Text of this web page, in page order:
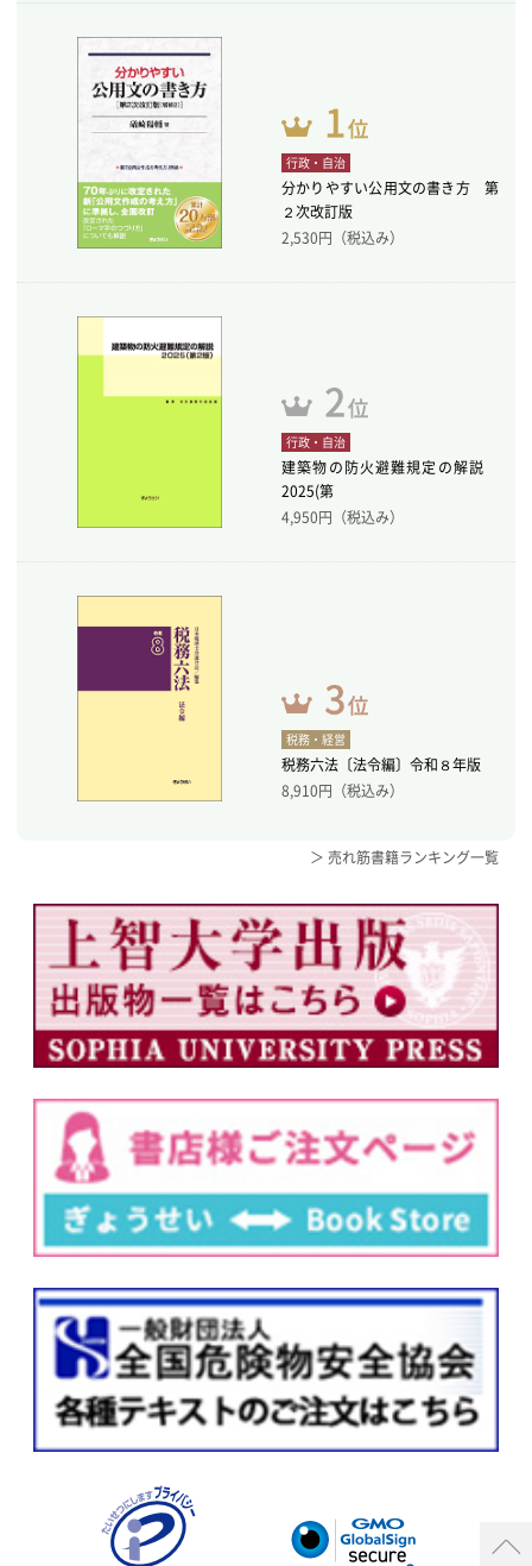
行政・自治
分かりやすい公用文の書き方 第
２次改訂版
2,530円（税込み）
行政・自治
建築物の防火避難規定の解説
2025(第
4,950円（税込み）
税務・経営
税務六法〔法令編〕令和８年版
8,910円（税込み）
＞ 売れ筋書籍ランキング一覧